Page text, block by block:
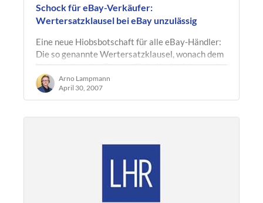
Schock für eBay-Verkäufer:
Wertersatzklausel bei eBay unzulässig
Eine neue Hiobsbotschaft für alle eBay-Händler:
Die so genannte Wertersatzklausel, wonach dem
Verbraucher eine Ersatzpflicht für Schäden auch
bei dem bestimmungsgemäßen…
Arno Lampmann
April 30, 2007